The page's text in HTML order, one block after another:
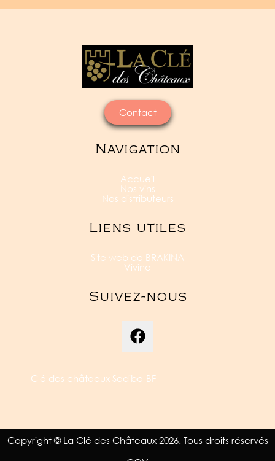
Contact
Navigation
Accueil
Nos vins
Nos distributeurs
Liens utiles
Site web de BRAKINA
Vivino
Suivez-nous
Clé des châteaux Sodibo-BF
Copyright © La Clé des Châteaux 2026. Tous droits réservés